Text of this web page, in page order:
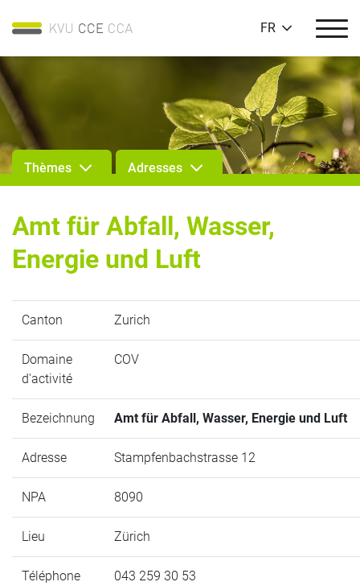
FR
Thèmes Adresses
Amt für Abfall, Wasser,
Energie und Luft
Canton Zurich
Domaine
d'activité
COV
Bezeichnung Amt für Abfall, Wasser, Energie und Luft
Adresse Stampfenbachstrasse 12
NPA 8090
Lieu Zürich
Téléphone 043 259 30 53